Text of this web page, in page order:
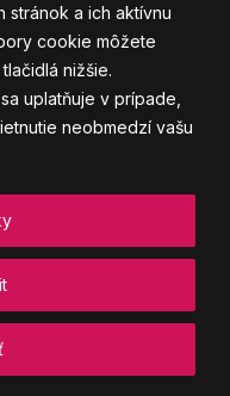
stránok a ich aktívnu
cookie môžete
nižšie.
uplatňuje v prípade,
neobmedzí vašu